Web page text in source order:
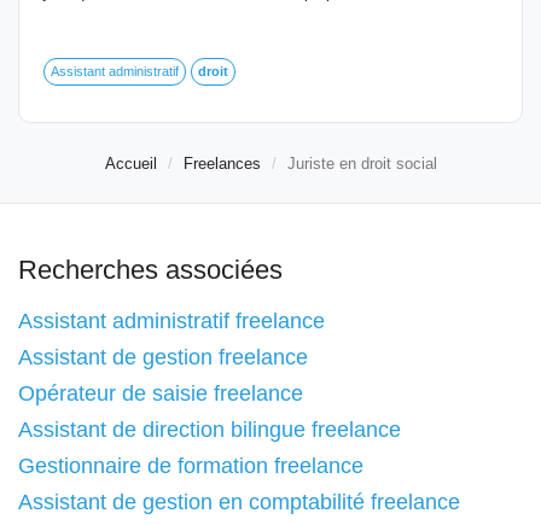
Assistant administratif droit
Accueil Freelances Juriste en droit social
Recherches associées
Assistant administratif freelance
Assistant de gestion freelance
Opérateur de saisie freelance
Assistant de direction bilingue freelance
Gestionnaire de formation freelance
Assistant de gestion en comptabilité freelance